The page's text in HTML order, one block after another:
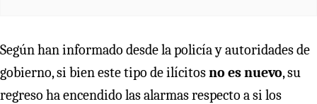
Según han informado desde la policía y autoridades de
gobierno, si bien este tipo de ilícitosno es nuevo, su
regreso ha encendido las alarmas respecto a si los